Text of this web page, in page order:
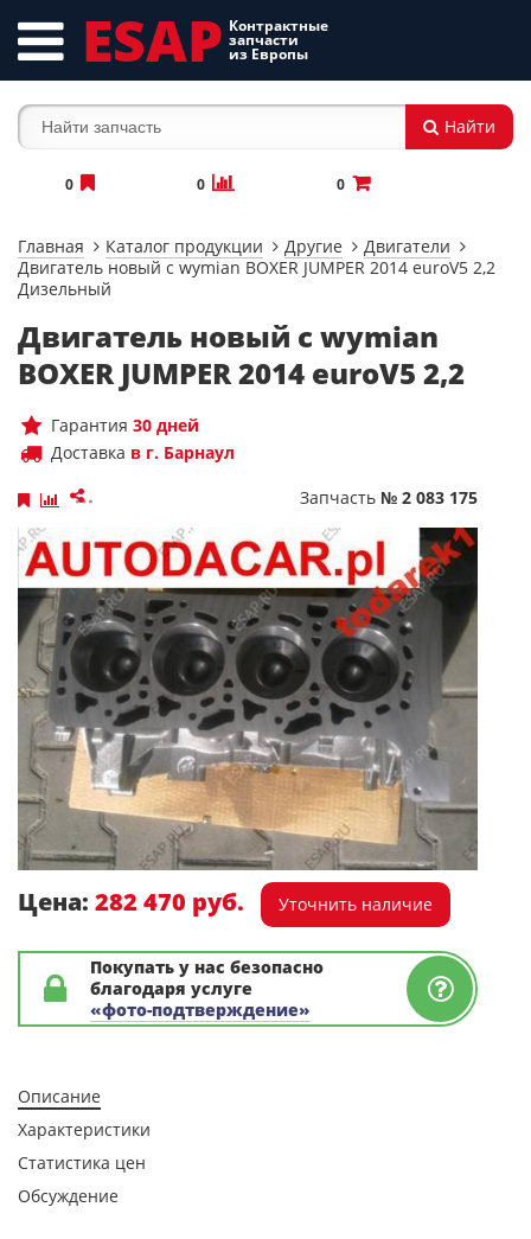
ESAP Контрактные
запчасти
из Европы
Найти
0 0 0
Главная Каталог продукции Другие
Двигатели
Двигатель новый с wymian BOXER JUMPER 2014 euroV5 2,2
Дизельный
Двигатель новый с wymian
BOXER JUMPER 2014 euroV5 2,2
Гарантия 30 дней
Доставка в г. Барнаул
Запчасть № 2 083 175
Цена: 282 470 руб. Уточнить наличие
Покупать у нас безопасно
благодаря услуге
«фото-подтверждение»
Описание
Характеристики
Статистика цен
Обсуждение